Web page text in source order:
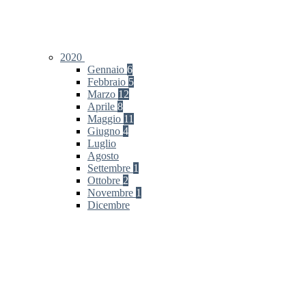
2020
Gennaio 6
Febbraio 5
Marzo 12
Aprile 8
Maggio 11
Giugno 4
Luglio
Agosto
Settembre 1
Ottobre 2
Novembre 1
Dicembre